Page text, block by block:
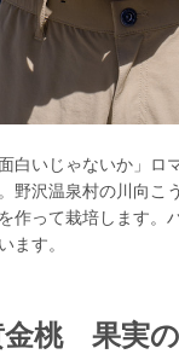
白いじゃないか」
野沢温泉村の川向こ
作って栽培します。
ます。
桃 果実